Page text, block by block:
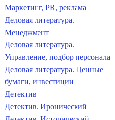
Маркетинг, PR, реклама
Деловая литература.
Менеджмент
Деловая литература.
Управление, подбор персонала
Деловая литература. Ценные
бумаги, инвестиции
Детектив
Детектив. Иронический